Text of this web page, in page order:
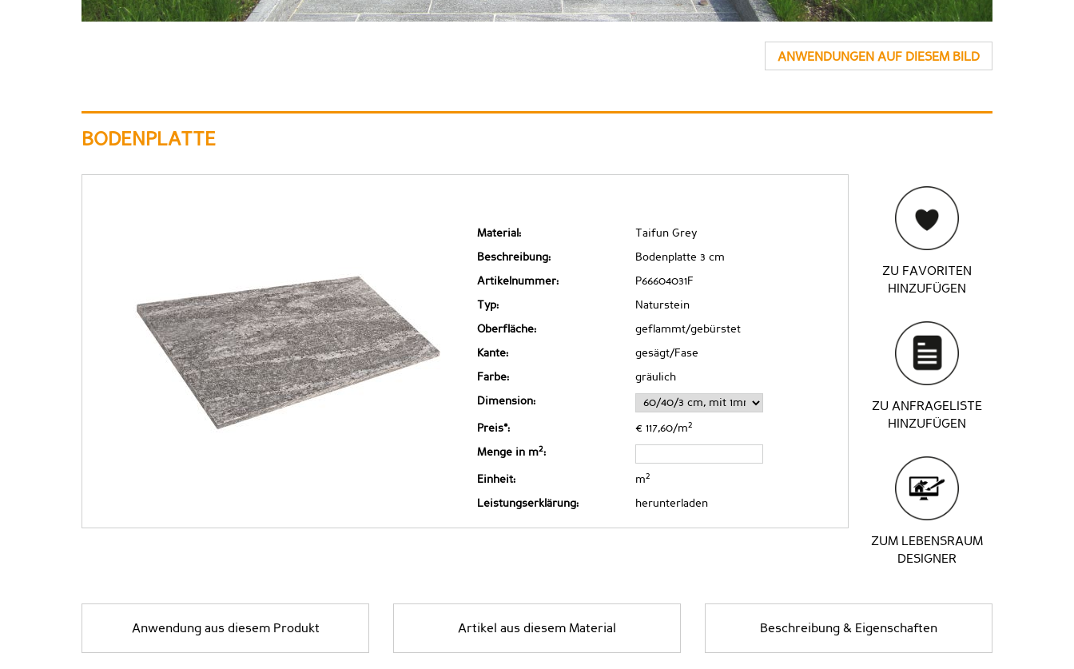
ANWENDUNGEN AUF DIESEM BILD
BODENPLATTE
Material: Taifun Grey
Beschreibung: Bodenplatte 3 cm
Artikelnummer: P66604031F
Typ: Naturstein
Oberfläche: geflammt/gebürstet
Kante: gesägt/Fase
Farbe: gräulich
Dimension:
Preis*: € 117,60/m2
Menge in m2:
Einheit: m2
Leistungserklärung: herunterladen
ZU FAVORITEN
HINZUFÜGEN
ZU ANFRAGELISTE
HINZUFÜGEN
ZUM LEBENSRAUM
DESIGNER
Anwendung aus diesem Produkt Artikel aus diesem Material Beschreibung & Eigenschaften